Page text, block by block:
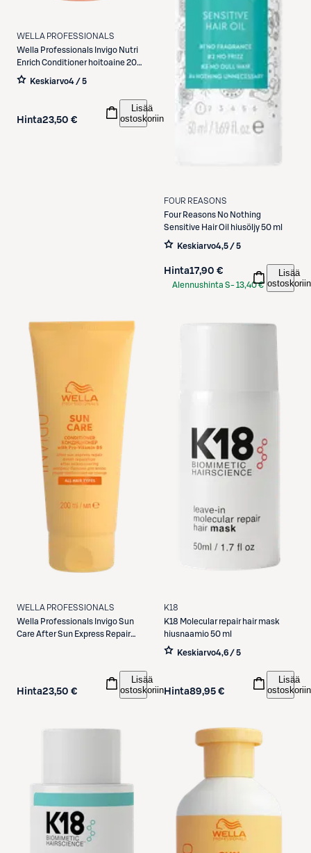
WELLA PROFESSIONALS
Wella Professionals Invigo Nutri
Enrich Conditioner hoitoaine 200
ml
Keskiarvo4 / 5
Hinta23,50 €
Lisää
ostoskoriin
FOUR REASONS
Four Reasons No Nothing
Sensitive Hair Oil hiusöljy 50 ml
Keskiarvo4,5 / 5
Hinta17,90 €
Alennushinta S-13,40 €
Lisää
ostoskoriin
WELLA PROFESSIONALS
Wella Professionals Invigo Sun
Care After Sun Express Repair
Hinta23,50 €
Lisää
ostoskoriin
K18
K18 Molecular repair hair mask
hiusnaamio 50 ml
Keskiarvo4,6 / 5
Hinta89,95 €
Lisää
ostoskoriin